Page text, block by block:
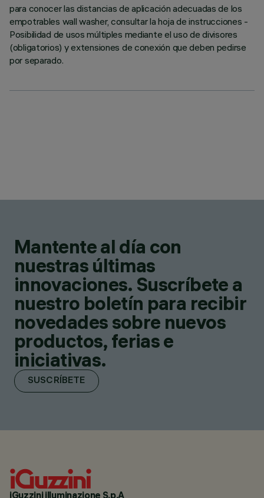
para conocer las distancias de aplicación adecuadas de los
empotrables wall washer, consultar la hoja de instrucciones -
Posibilidad de usos múltiples mediante el uso de divisores
(obligatorios) y extensiones de conexión que deben pedirse
por separado.
Mantente al día con
nuestras últimas
innovaciones. Suscríbete a
nuestro boletín para recibir
novedades sobre nuevos
productos, ferias e
iniciativas.
SUSCRÍBETE
iGuzzini illuminazione S.p.A